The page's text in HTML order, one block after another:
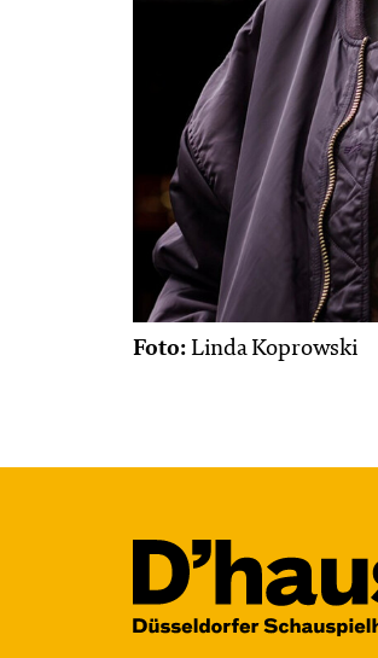
Foto: Linda Koprowski